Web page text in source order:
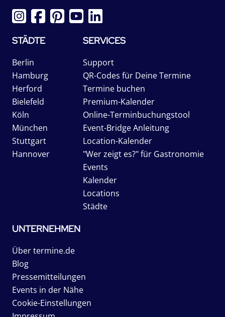
STÄDTE
Berlin
Hamburg
Herford
Bielefeld
Köln
München
Stuttgart
Hannover
SERVICES
Support
QR-Codes für Deine Termine
Termine buchen
Premium-Kalender
Online-Terminbuchungstool
Event-Bridge Anleitung
Location-Kalender
"Wer zeigt es?" für Gastronomie
Events
Kalender
Locations
Städte
UNTERNEHMEN
Über termine.de
Blog
Pressemitteilungen
Events in der Nähe
Cookie-Einstellungen